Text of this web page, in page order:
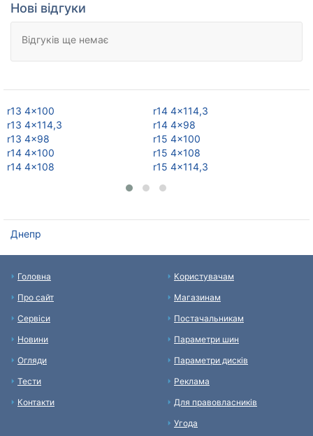
Нові відгуки
Відгуків ще немає
r13 4x100
r13 4x114,3
r13 4x98
r14 4x100
r14 4x108
r14 4x114,3
r14 4x98
r15 4x100
r15 4x108
r15 4x114,3
Днепр
Головна
Про сайт
Сервіси
Новини
Огляди
Тести
Контакти
Користувачам
Магазинам
Постачальникам
Параметри шин
Параметри дисків
Реклама
Для правовласників
Угода